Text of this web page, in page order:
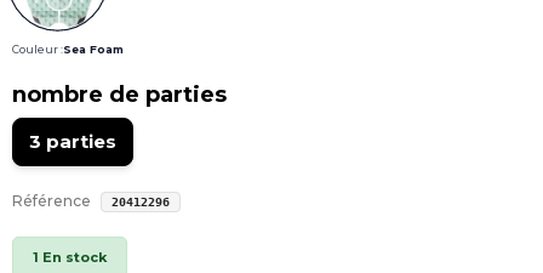
Couleur :Sea Foam
nombre de parties
3 parties
Référence 20412296
1 En stock